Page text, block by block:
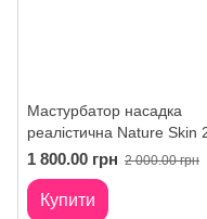
Мастурбатор насадка
реалістична Nature Skin 2 in
1 Extension + Masturbator
1 800.00 грн 2 000.00 грн
Купити